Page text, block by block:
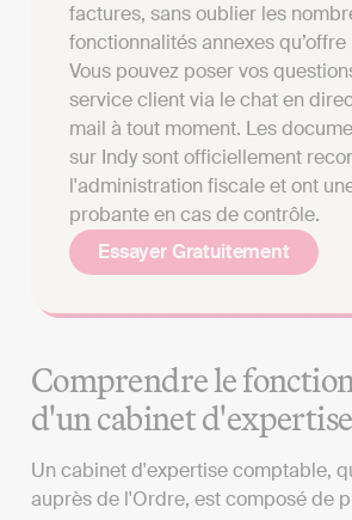
factures, sans oublier les
fonctionnalités annexes
Vous pouvez poser vos
service client via le chat en
mail à tout moment. Les
sur Indy sont officiellement
l'administration fiscale et ont
probante en cas de contrôle.
Essayer Gratuitement
Comprendre le
d'un cabinet
Un cabinet d'expertise comptable,
auprès de l'Ordre, est composé de